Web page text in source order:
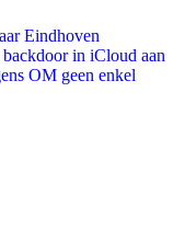
Eindhoven
in iCloud aan
OM geen enkel